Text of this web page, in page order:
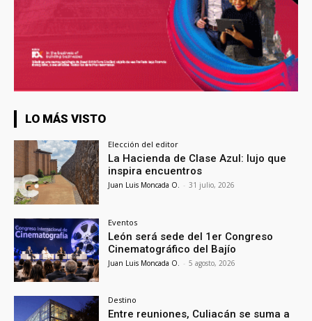
LO MÁS VISTO
Elección del editor
La Hacienda de Clase Azul: lujo que
inspira encuentros
Juan Luis Moncada O. - 31 julio, 2026
Eventos
León será sede del 1er Congreso
Cinematográfico del Bajío
Juan Luis Moncada O. - 5 agosto, 2026
Destino
Entre reuniones, Culiacán se suma a